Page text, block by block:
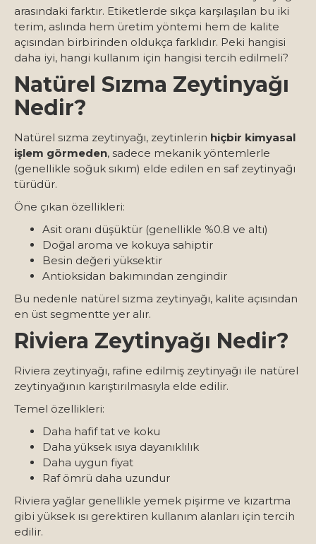
arasındaki farktır. Etiketlerde sıkça karşılaşılan bu iki
terim, aslında hem üretim yöntemi hem de kalite
açısından birbirinden oldukça farklıdır. Peki hangisi
daha iyi, hangi kullanım için hangisi tercih edilmeli?
Natürel Sızma Zeytinyağı
Nedir?
Natürel sızma zeytinyağı, zeytinlerin hiçbir kimyasal
işlem görmeden, sadece mekanik yöntemlerle
(genellikle soğuk sıkım) elde edilen en saf zeytinyağı
türüdür.
Öne çıkan özellikleri:
Asit oranı düşüktür (genellikle %0.8 ve altı)
Doğal aroma ve kokuya sahiptir
Besin değeri yüksektir
Antioksidan bakımından zengindir
Bu nedenle natürel sızma zeytinyağı, kalite açısından
en üst segmentte yer alır.
Riviera Zeytinyağı Nedir?
Riviera zeytinyağı, rafine edilmiş zeytinyağı ile natürel
zeytinyağının karıştırılmasıyla elde edilir.
Temel özellikleri:
Daha hafif tat ve koku
Daha yüksek ısıya dayanıklılık
Daha uygun fiyat
Raf ömrü daha uzundur
Riviera yağlar genellikle yemek pişirme ve kızartma
gibi yüksek ısı gerektiren kullanım alanları için tercih
edilir.